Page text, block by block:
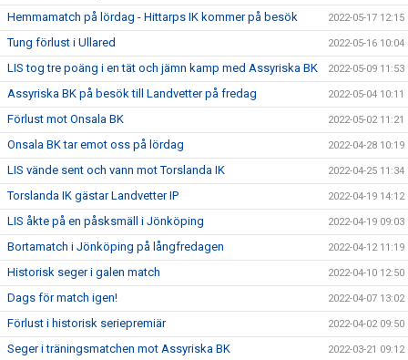
Hemmamatch på lördag - Hittarps IK kommer på besök 2022-05-17 12:15
Tung förlust i Ullared 2022-05-16 10:04
LIS tog tre poäng i en tät och jämn kamp med Assyriska BK 2022-05-09 11:53
Assyriska BK på besök till Landvetter på fredag 2022-05-04 10:11
Förlust mot Onsala BK 2022-05-02 11:21
Onsala BK tar emot oss på lördag 2022-04-28 10:19
LIS vände sent och vann mot Torslanda IK 2022-04-25 11:34
Torslanda IK gästar Landvetter IP 2022-04-19 14:12
LIS åkte på en påsksmäll i Jönköping 2022-04-19 09:03
Bortamatch i Jönköping på långfredagen 2022-04-12 11:19
Historisk seger i galen match 2022-04-10 12:50
Dags för match igen! 2022-04-07 13:02
Förlust i historisk seriepremiär 2022-04-02 09:50
Seger i träningsmatchen mot Assyriska BK 2022-03-21 09:12